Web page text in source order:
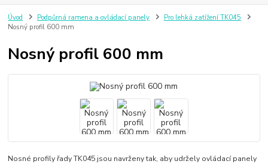
Úvod Podpůrná ramena a ovládací panely
Pro lehká zatížení TK045
Nosný profil 600 mm
Nosný profil 600 mm
Nosné profily řady TK045 jsou navrženy tak, aby udržely ovládací panely